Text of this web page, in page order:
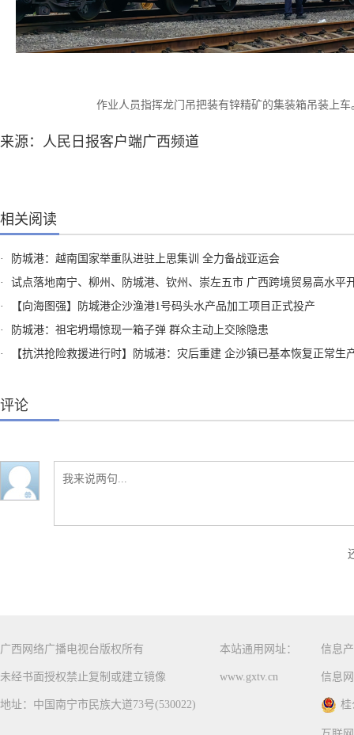
作业人员指挥龙门吊把装有锌精矿的集装箱吊装上车
来源：人民日报客户端广西频道
相关阅读
·
防城港：越南国家举重队进驻上思集训 全力备战亚运会
·
试点落地南宁、柳州、防城港、钦州、崇左五市 广西跨境贸易高水平开放试点8月1日起
·
【向海图强】防城港企沙渔港1号码头水产品加工项目正式投产
·
防城港：祖宅坍塌惊现一箱子弹 群众主动上交除隐患
·
【抗洪抢险救援进行时】防城港：灾后重建 企沙镇已基本恢复正常生产生活
评论
广西网络广播电视台版权所有
未经书面授权禁止复制或建立镜像
地址：中国南宁市民族大道73号(530022)
本站通用网址：
www.gxtv.cn
信息
信息
桂